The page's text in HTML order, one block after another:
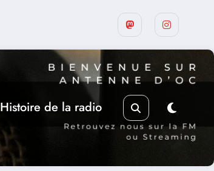
Histoire de la radio